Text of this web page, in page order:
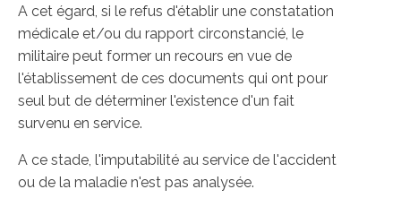
A cet égard, si le refus d'établir une constatation
médicale et/ou du rapport circonstancié, le
militaire peut former un recours en vue de
l'établissement de ces documents qui ont pour
seul but de déterminer l'existence d'un fait
survenu en service.
A ce stade, l'imputabilité au service de l'accident
ou de la maladie n'est pas analysée.